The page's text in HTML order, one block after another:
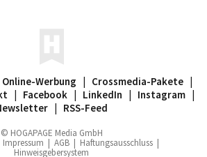
Online-Werbung | Crossmedia-Pakete |
| Facebook | LinkedIn | Instagram |
| RSS-Feed
© HOGAPAGE Media GmbH
Impressum | AGB | Haftungsausschluss |
Hinweisgebersystem